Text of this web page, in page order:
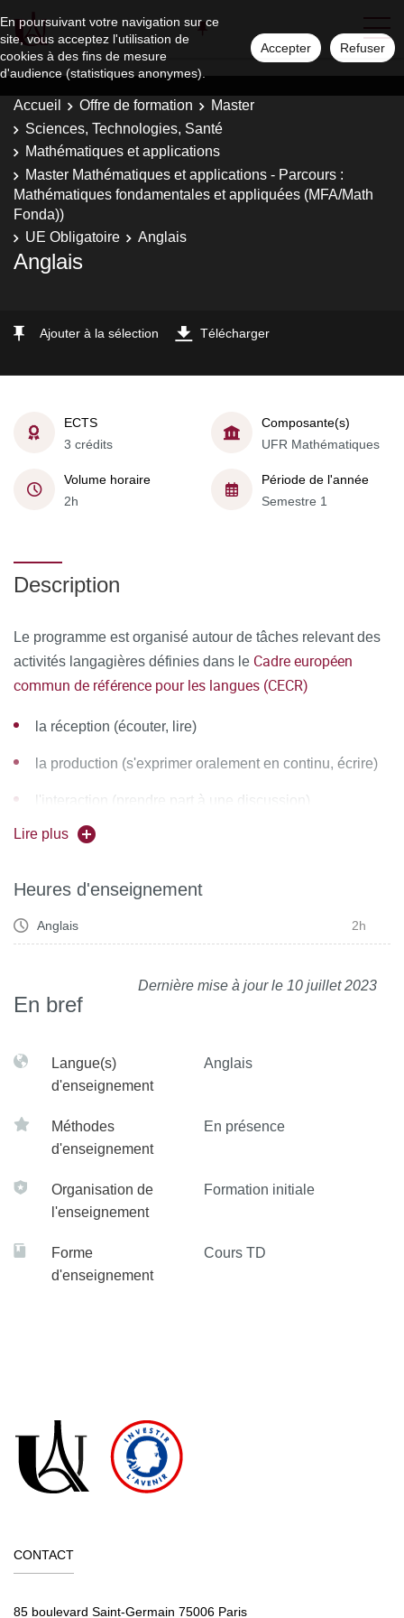
En poursuivant votre navigation sur ce
site, vous acceptez l'utilisation de
cookies à des fins de mesure
d'audience (statistiques anonymes).
Accepter Refuser
Accueil Offre de formation
Master
Sciences, Technologies, Santé
Mathématiques et applications
Master Mathématiques et applications - Parcours :
Mathématiques fondamentales et appliquées (MFA/Math
Fonda))
UE Obligatoire
Anglais
Anglais
Ajouter à la sélection Télécharger
ECTS
3 crédits
Composante(s)
UFR Mathématiques
Volume horaire
2h
Période de l'année
Semestre 1
Description
Le programme est organisé autour de tâches relevant des
activités langagières définies dans le Cadre européen
commun de référence pour les langues (CECR)
la réception (écouter, lire)
la production (s'exprimer oralement en continu, écrire)
l'interaction (prendre part à une discussion)
la médiation (agir comme un acteur social qui construit,
Les cours d' anglais de spécialité
centre deLANgues pour Spécialistes d'Autres Disciplines
LANSAD)
Lire plus
Heures d'enseignement
Anglais 2h
Dernière mise à jour le 10 juillet 2023
En bref
Langue(s)
d'enseignement
Anglais
Méthodes
d'enseignement
En présence
Organisation de
l'enseignement
Formation initiale
Forme
d'enseignement
Cours TD
CONTACT
85 boulevard Saint-Germain 75006 Paris